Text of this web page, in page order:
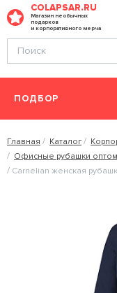
COLAPSAR.RU
Магазин необычных
подарков
и корпоративного мерча
ПОДБОР
Главная Каталог
Офисные рубашки оптом
Carnelian женская